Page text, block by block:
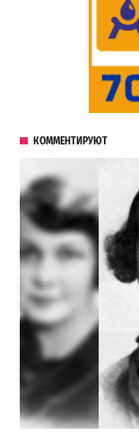
КОММЕНТИРУЮТ